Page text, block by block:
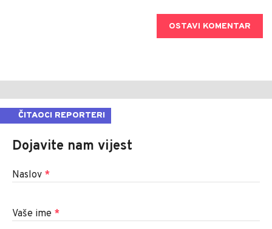
OSTAVI KOMENTAR
ČITAOCI REPORTERI
Dojavite nam vijest
Naslov *
Vaše ime *